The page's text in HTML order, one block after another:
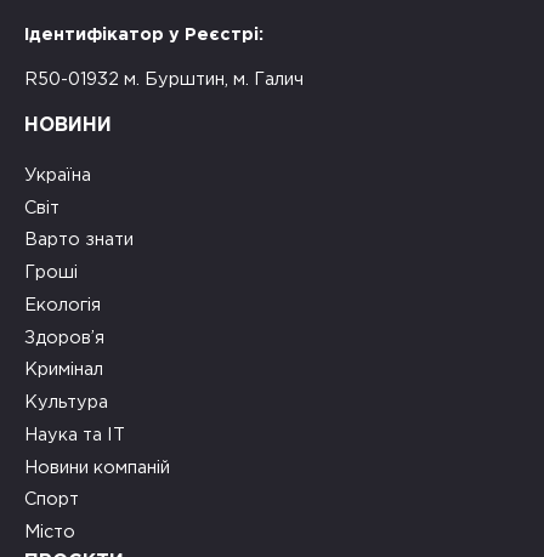
Ідентифікатор у Реєстрі:
R50-01932 м. Бурштин, м. Галич
НОВИНИ
Україна
Світ
Варто знати
Гроші
Екологія
Здоров’я
Кримінал
Культура
Наука та ІТ
Новини компаній
Спорт
Місто